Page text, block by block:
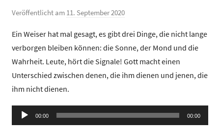
Veröffentlicht am 11. September 2020
n
G
e
m
n
d
Ein Weiser hat mal gesagt, es gibt drei Dinge, die nicht lange
verborgen bleiben können: die Sonne, der Mond und die
Wahrheit. Leute, hört die Signale! Gott macht einen
Unterschied zwischen denen, die ihm dienen und jenen, die
ihm nicht dienen.
Audio-
Player
00:00 00:00